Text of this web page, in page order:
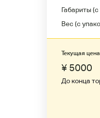
Габариты
Вес (с
Текущая цена
¥ 5000
До конца